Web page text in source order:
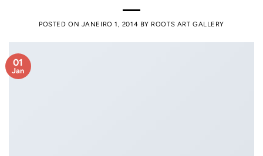
POSTED ON JANEIRO 1, 2014 BY ROOTS ART GALLERY
01
Jan